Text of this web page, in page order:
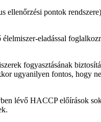
pontok
eladással
fogyasztásának
ugyanilyen fontos, hogy
lévő HACCP előírások